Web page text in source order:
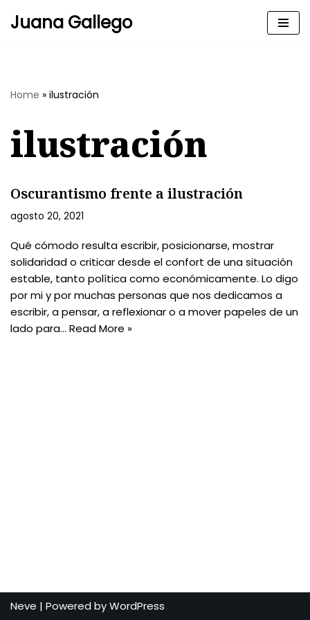
Juana Gallego
Home » ilustración
ilustración
Oscurantismo frente a ilustración
agosto 20, 2021
Qué cómodo resulta escribir, posicionarse, mostrar
solidaridad o criticar desde el confort de una situación
estable, tanto política como económicamente. Lo digo
por mi y por muchas personas que nos dedicamos a
escribir, a pensar, a reflexionar o a mover papeles de un
lado para… Read More »
Neve | Powered byWordPress